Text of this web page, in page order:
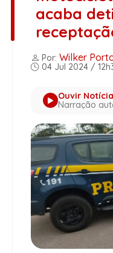
acaba
Por: Wilker
04 Jul 2024 /
Ouvir Notícia
Narração